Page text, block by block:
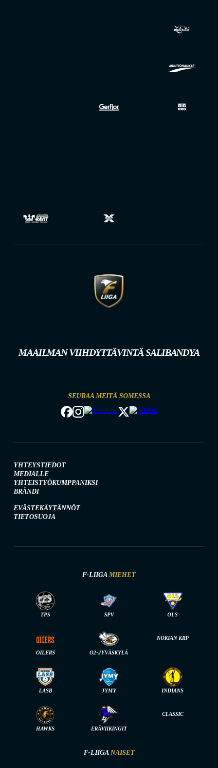
MAAILMAN VIIHDYTTÄVINTÄ SALIBANDYA
SEURAA MEITÄ SOMESSA
YHTEYSTIEDOT
MEDIALLE
YHTEISTYÖKUMPPANIKSI
BRÄNDI
EVÄSTEKÄYTÄNNÖT
TIETOSUOJA
F-LIIGA MIEHET
TPS SPV OLS
OILERS O2-JYVÄSKYLÄ
NOKIAN KRP
LASB JYMY INDIANS
HAWKS ERÄVIIKINGIT
CLASSIC
F-LIIGA NAISET